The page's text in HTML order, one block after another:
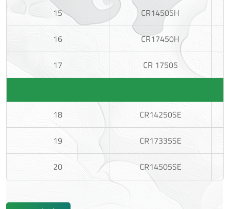
15 CR14505H
16 CR17450H
17 CR 17505
18 CR14250SE
19 CR17335SE
20 CR14505SE